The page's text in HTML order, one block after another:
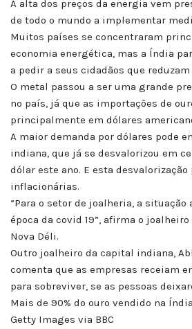
A alta dos preços da energia vem
de todo o mundo a implementar
Muitos países se concentraram
economia energética, mas a Índia
a pedir a seus cidadãos que
O metal passou a ser uma grande
no país, já que as importações de
principalmente em dólares
A maior demanda por dólares pode
indiana, que já se desvalorizou em
dólar este ano. E esta
inflacionárias.
“Para o setor de joalheria, a situação
época da covid 19”, afirma o
Nova Déli.
Outro joalheiro da capital indiana,
comenta que as empresas receiam
para sobreviver, se as pessoas
Mais de 90% do ouro vendido na
Getty Images via BBC